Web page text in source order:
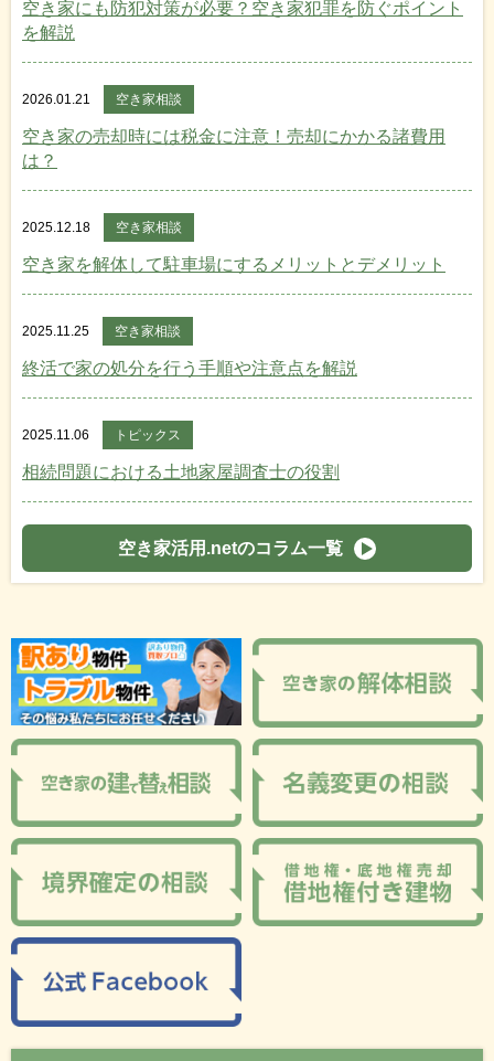
空き家にも防犯対策が必要？空き家犯罪を防ぐポイント
を解説
2026.01.21 空き家相談
空き家の売却時には税金に注意！売却にかかる諸費用
は？
2025.12.18 空き家相談
空き家を解体して駐車場にするメリットとデメリット
2025.11.25 空き家相談
終活で家の処分を行う手順や注意点を解説
2025.11.06 トピックス
相続問題における土地家屋調査士の役割
空き家活用.netのコラム一覧